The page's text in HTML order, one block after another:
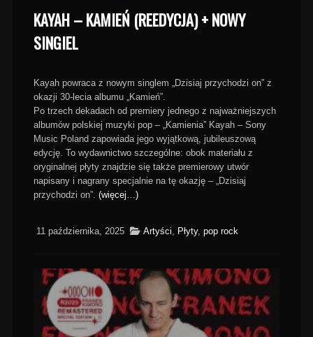
KAYAH – KAMIEŃ (REEDYCJA) + NOWY
SINGIEL
Kayah powraca z nowym singlem „Dzisiaj przychodzi on” z
okazji 30-lecia albumu „Kamień”.
Po trzech dekadach od premiery jednego z najważniejszych
albumów polskiej muzyki pop – „Kamienia” Kayah – Sony
Music Poland zapowiada jego wyjątkową, jubileuszową
edycję. To wydawnictwo szczególne: obok materiału z
oryginalnej płyty znajdzie się także premierowy utwór
napisany i nagrany specjalnie na tę okazję – „Dzisiaj
przychodzi on”. (więcej…)
11 października, 2025 Artyści, Płyty, pop rock